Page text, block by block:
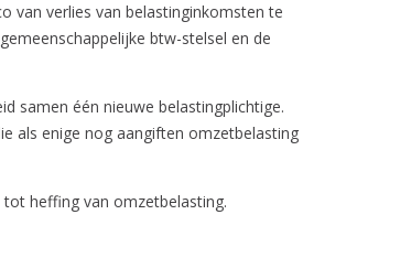
van verlies van belastinginkomsten te
btw-stelsel en de
samen één nieuwe belastingplichtige.
als enige nog aangiften omzetbelasting
heffing van omzetbelasting.